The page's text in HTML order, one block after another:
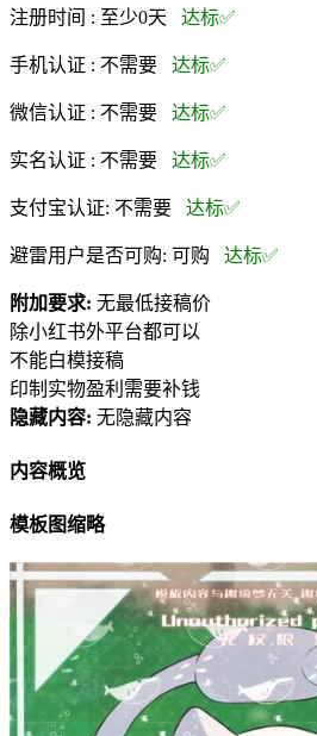
注册时间 : 至少0天 达标✅
手机认证 : 不需要 达标✅
微信认证 : 不需要 达标✅
实名认证 : 不需要 达标✅
支付宝认证: 不需要 达标✅
避雷用户是否可购: 可购 达标✅
附加要求: 无最低接稿价
除小红书外平台都可以
不能白模接稿
印制实物盈利需要补钱
隐藏内容: 无隐藏内容
内容概览
模板图缩略